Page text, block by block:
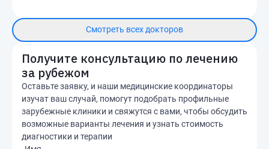
Смотреть всех докторов
Получите консультацию по лечению
за рубежом
Оставьте заявку, и наши медицинские координаторы
изучат ваш случай, помогут подобрать профильные
зарубежные клиники и свяжутся с вами, чтобы обсудить
возможные варианты лечения и узнать стоимость
диагностики и терапии